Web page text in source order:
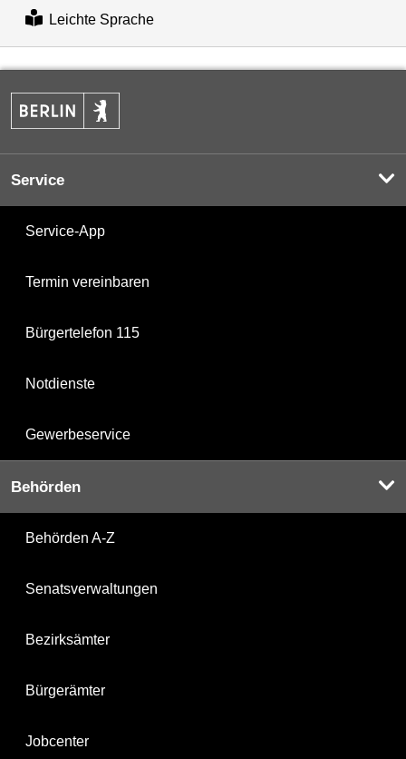
Leichte Sprache
Service
Service-App
Termin vereinbaren
Bürgertelefon 115
Notdienste
Gewerbeservice
Behörden
Behörden A-Z
Senatsverwaltungen
Bezirksämter
Bürgerämter
Jobcenter